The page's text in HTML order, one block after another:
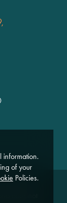
does not
information.
of your
Policies.